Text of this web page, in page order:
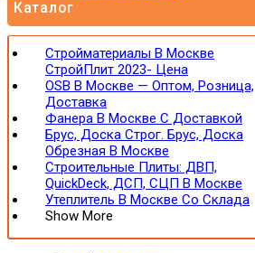
Каталог
Стройматериалы В Москве
СтройПлит 2023- Цена
OSB В Москве — Оптом, Розница,
Доставка
Фанера В Москве С Доставкой
Брус, Доска Строг. Брус, Доска
Обрезная В Москве
Строительные Плиты: ДВП,
QuickDeck, ДСП, СЦП В Москве
Утеплитель В Москве Со Склада
Show More